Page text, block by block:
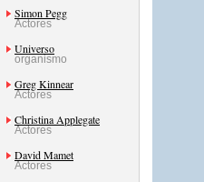
Simon Pegg
Actores
Universo
organismo
Greg Kinnear
Actores
Christina Applegate
Actores
David Mamet
Actores